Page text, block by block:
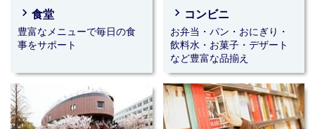
2026年08月03日(月)～2026年10月15日(木)｜千里山キャンパス
☆★☆海外旅行イベント☆★☆
イベント企画を準備中です。
2026年08月03日(月)～2026年10月15日(木)｜千里山キャンパス
☆★☆留学☆★☆
留学相談会全日程終了しました。
navigate_next 食堂
豊富なメニューで毎日の食
事をサポート
navigate_next コンビニ
お弁当・パン・おにぎり・
飲料水・お菓子・デザート
など豊富な品揃え